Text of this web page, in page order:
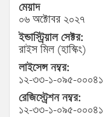
মেয়াদ
০৬ অক্টোবর ২০২৭
ইন্ডাস্ট্রিয়াল সেক্টর:
রাইস মিল (হাস্কিং)
লাইসেন্স নম্বর:
১২-৩৩-১-০৯৫-০০০৪১
রেজিস্ট্রেশন নম্বর:
১২-৩৩-১-০৯৫-০০০৪১